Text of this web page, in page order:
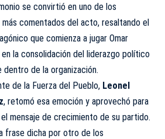
se convirtió en uno de los
comentados del acto, resaltando el
que comienza a jugar Omar
en la consolidación del liderazgo político
dentro de la organización.
de la Fuerza del Pueblo, Leonel
, retomó esa emoción y aprovechó para
mensaje de crecimiento de su partido.
frase dicha por otro de los